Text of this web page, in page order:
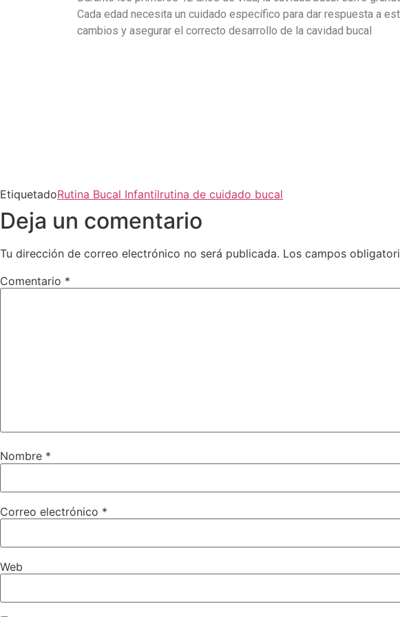
Cada edad necesita un cuidado específico para dar respuesta a
cambios y asegurar el correcto desarrollo de la cavidad bucal
EtiquetadoRutina Bucal Infantilrutina de cuidado bucal
Deja un comentario
Tu dirección de correo electrónico no será publicada. Los campos
Comentario *
Nombre *
Correo electrónico *
Web